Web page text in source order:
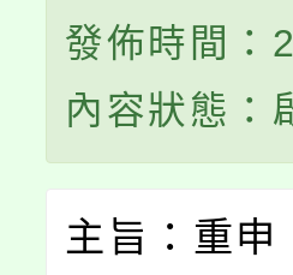
發佈時間：
內容狀態：
主旨：重